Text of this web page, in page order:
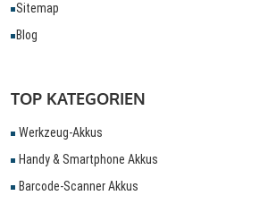
Sitemap
Blog
TOP KATEGORIEN
Werkzeug-Akkus
Handy & Smartphone Akkus
Barcode-Scanner Akkus